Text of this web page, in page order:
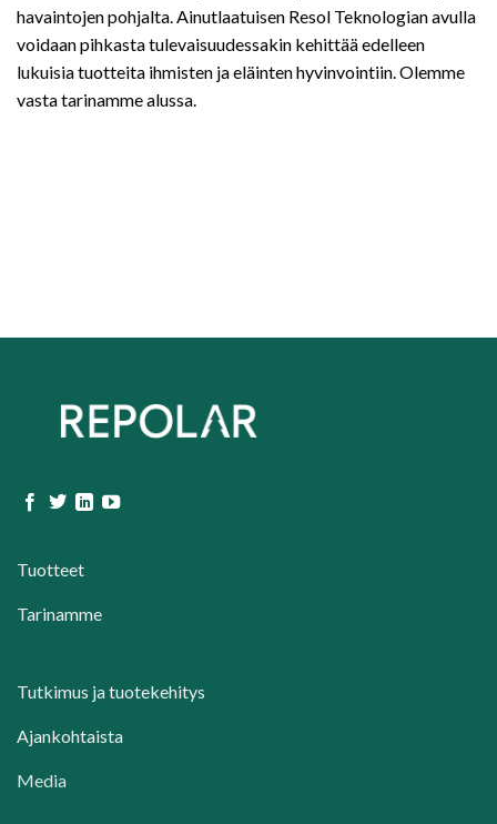
havaintojen pohjalta. Ainutlaatuisen Resol Teknologian avulla
voidaan pihkasta tulevaisuudessakin kehittää edelleen
lukuisia tuotteita ihmisten ja eläinten hyvinvointiin. Olemme
vasta tarinamme alussa.
Tuotteet
Tarinamme
Tutkimus ja tuotekehitys
Ajankohtaista
Media